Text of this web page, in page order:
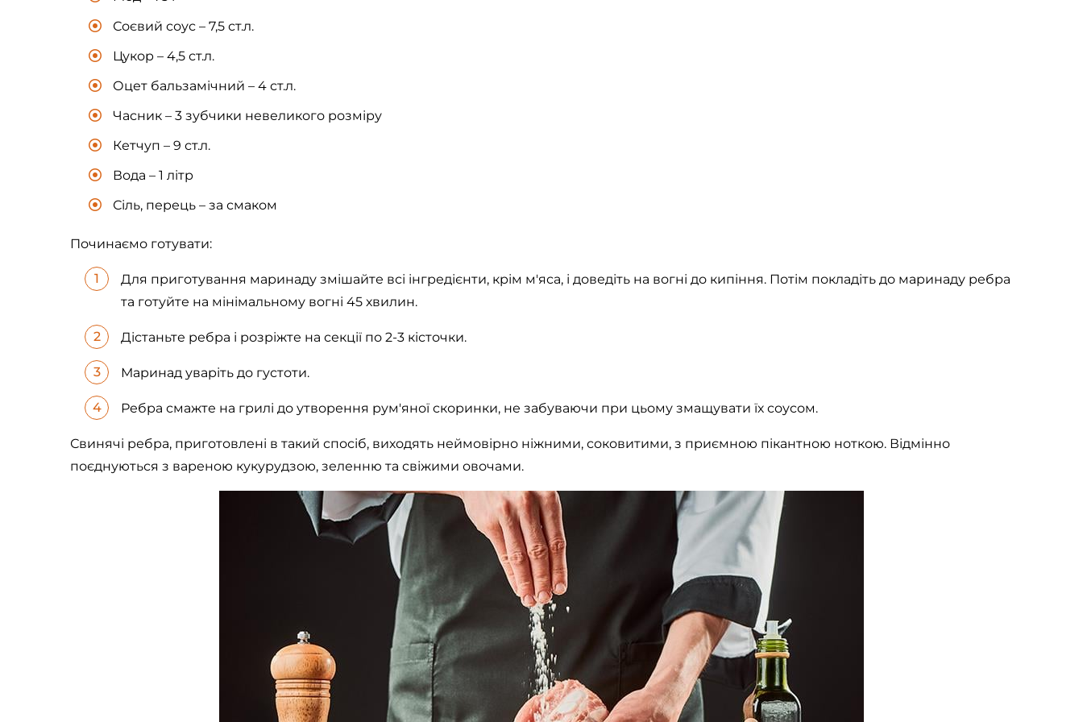
Соєвий соус – 7,5 ст.л.
Цукор – 4,5 ст.л.
Оцет бальзамічний – 4 ст.л.
Часник – 3 зубчики невеликого розміру
Кетчуп – 9 ст.л.
Вода – 1 літр
Сіль, перець – за смаком
Починаємо готувати:
Для приготування маринаду змішайте всі інгредієнти, крім м'яса, і доведіть на вогні до кипіння. Потім покладіть до маринаду ребра
та готуйте на мінімальному вогні 45 хвилин.
Дістаньте ребра і розріжте на секції по 2-3 кісточки.
Маринад уваріть до густоти.
Ребра смажте на грилі до утворення рум'яної скоринки, не забуваючи при цьому змащувати їх соусом.
Свинячі ребра, приготовлені в такий спосіб, виходять неймовірно ніжними, соковитими, з приємною пікантною ноткою. Відмінно
поєднуються з вареною кукурудзою, зеленню та свіжими овочами.